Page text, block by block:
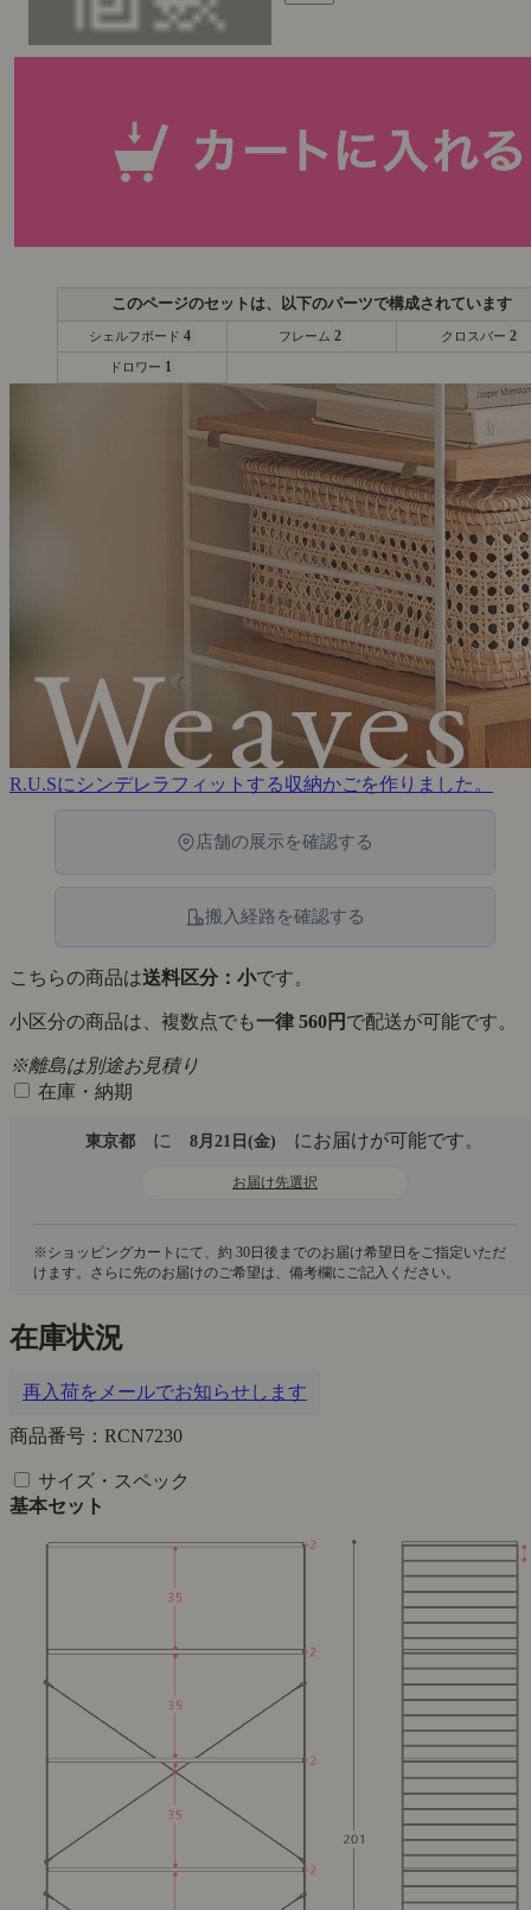
シェルフボード 4 フレーム 2 クロスバー 2
ドロワー 1
R.U.Sにシンデレラフィットする収納かごを作りました。
店舗の展示を確認する
搬入経路を確認する
こちらの商品は送料区分：小です。
小区分の商品は、複数点でも一律 560円 で配送が可能です。
※離島は別途お見積り
在庫・納期
東京都 に 8月21日(金) にお届けが可能です。
お届け先選択
在庫状況
再入荷をメールでお知らせします
商品番号：RCN7230
サイズ・スペック
基本セット